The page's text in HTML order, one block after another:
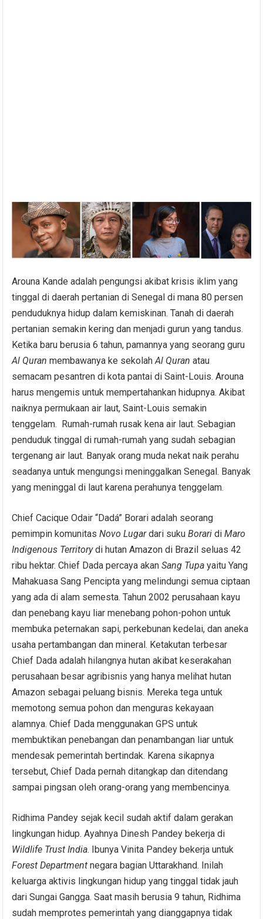
Arouna Kande adalah pengungsi akibat krisis iklim yang
tinggal di daerah pertanian di Senegal di mana 80 persen
penduduknya hidup dalam kemiskinan. Tanah di daerah
pertanian semakin kering dan menjadi gurun yang tandus.
Ketika baru berusia 6 tahun, pamannya yang seorang guru
Al Quran membawanya ke sekolahAl Quran atau
semacam pesantren di kota pantai di Saint-Louis. Arouna
harus mengemis untuk mempertahankan hidupnya. Akibat
naiknya permukaan air laut, Saint-Louis semakin
tenggelam. Rumah-rumah rusak kena air laut. Sebagian
penduduk tinggal di rumah-rumah yang sudah sebagian
tergenang air laut. Banyak orang muda nekat naik perahu
seadanya untuk mengungsi meninggalkan Senegal. Banyak
yang meninggal di laut karena perahunya tenggelam.
Chief Cacique Odair “Dadá” Borari adalah seorang
pemimpin komunitasNovo Lugardari sukuBoraridiMaro
Indigenous Territorydi hutan Amazon di Brazil seluas 42
ribu hektar. Chief Dada percaya akanSang Tupa yaitu Yang
Mahakuasa Sang Pencipta yang melindungi semua ciptaan
yang ada di alam semesta. Tahun 2002 perusahaan kayu
dan penebang kayu liar menebang pohon-pohon untuk
membuka peternakan sapi, perkebunan kedelai, dan aneka
usaha pertambangan dan mineral. Ketakutan terbesar
Chief Dada adalah hilangnya hutan akibat keserakahan
perusahaan besar agribisnis yang hanya melihat hutan
Amazon sebagai peluang bisnis. Mereka tega untuk
memotong semua pohon dan menguras kekayaan
alamnya. Chief Dada menggunakan GPS untuk
membuktikan penebangan dan penambangan liar untuk
mendesak pemerintah bertindak. Karena sikapnya
tersebut, Chief Dada pernah ditangkap dan ditendang
sampai pingsan oleh orang-orang yang membencinya.
Ridhima Pandey sejak kecil sudah aktif dalam gerakan
lingkungan hidup. Ayahnya Dinesh Pandey bekerja di
Wildlife Trust India. Ibunya Vinita Pandey bekerja untuk
Forest Department negara bagian Uttarakhand. Inilah
keluarga aktivis lingkungan hidup yang tinggal tidak jauh
dari Sungai Gangga. Saat masih berusia 9 tahun, Ridhima
sudah memprotes pemerintah yang dianggapnya tidak